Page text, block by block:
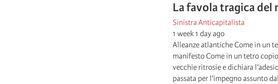
La favola tragica del
Sinistra Anticapitalista
1 week 1 day ago
Alleanze atlantiche Come in un
manifesto Come in un tetro
vecchie ritrosie e dichiara
passata per l’impegno assunto